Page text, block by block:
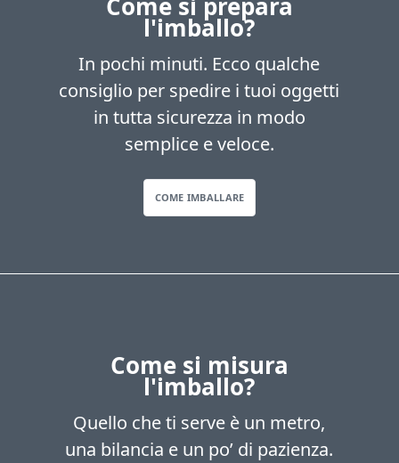
l'imballo?
In pochi minuti. Ecco qualche
consiglio per spedire i tuoi oggetti
in tutta sicurezza in modo
semplice e veloce.
COME IMBALLARE
Come si misura
l'imballo?
Quello che ti serve è un metro,
una bilancia e un po’ di pazienza.